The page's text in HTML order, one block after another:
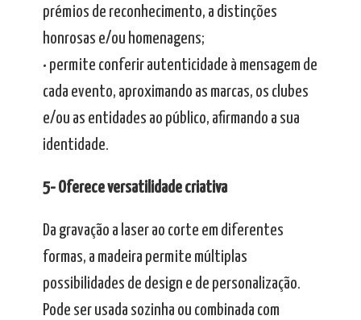
prémios de reconhecimento, a distinções
honrosas e/ou homenagens;
• permite conferir autenticidade à mensagem de
cada evento, aproximando as marcas, os clubes
e/ou as entidades ao público, afirmando a sua
identidade.
5- Oferece versatilidade criativa
Da gravação a laser ao corte em diferentes
formas, a madeira permite múltiplas
possibilidades de design e de personalização.
Pode ser usada sozinha ou combinada com